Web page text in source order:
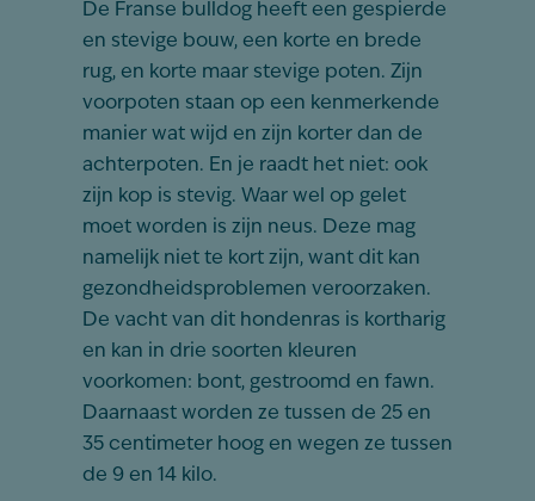
De Franse bulldog heeft een gespierde
en stevige bouw, een korte en brede
rug, en korte maar stevige poten. Zijn
voorpoten staan op een kenmerkende
manier wat wijd en zijn korter dan de
achterpoten. En je raadt het niet: ook
zijn kop is stevig. Waar wel op gelet
moet worden is zijn neus. Deze mag
namelijk niet te kort zijn, want dit kan
gezondheidsproblemen veroorzaken.
De vacht van dit hondenras is kortharig
en kan in drie soorten kleuren
voorkomen: bont, gestroomd en fawn.
Daarnaast worden ze tussen de 25 en
35 centimeter hoog en wegen ze tussen
de 9 en 14 kilo.